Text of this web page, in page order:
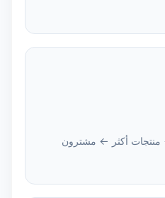
← منتجات أكثر ← مشترون